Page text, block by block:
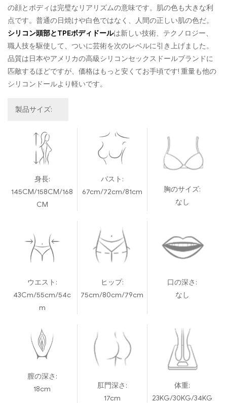
の顔とボディは完璧なリアリズムの意味です。肌の色も大きな利
点です。普通の日焼けや白色ではなく、人間の正しい肌の色だ。
シリコン頭部とTPEボディドールは新しい技術、テクノロジー、
職人技を駆使して、ついに芸術を次のレベルに引き上げました。
品質は日本やアメリカの高級シリコンセックスドールブランドに
匹敵するほどですが、価格はもっと安くてお手頃です! 重量も他の
シリコンドールより軽いです。
製品サイズ:
身長:
145CM/158CM/168
CM
バスト:
67cm/72cm/81cm
胸のサイズ:
なし
ウエスト:
43Cm/55cm/54c
m
ヒップ:
75cm/80cm/79cm
口の深さ:
なし
膣の深さ:
18cm
肛門深さ:
17cm
体重:
23KG/30KG/34KG